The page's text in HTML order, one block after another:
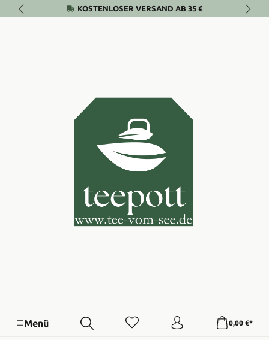
Zum Hauptinhalt springenKOSTENLOSER VERSAND AB 35 €
Menü 0,00 €*